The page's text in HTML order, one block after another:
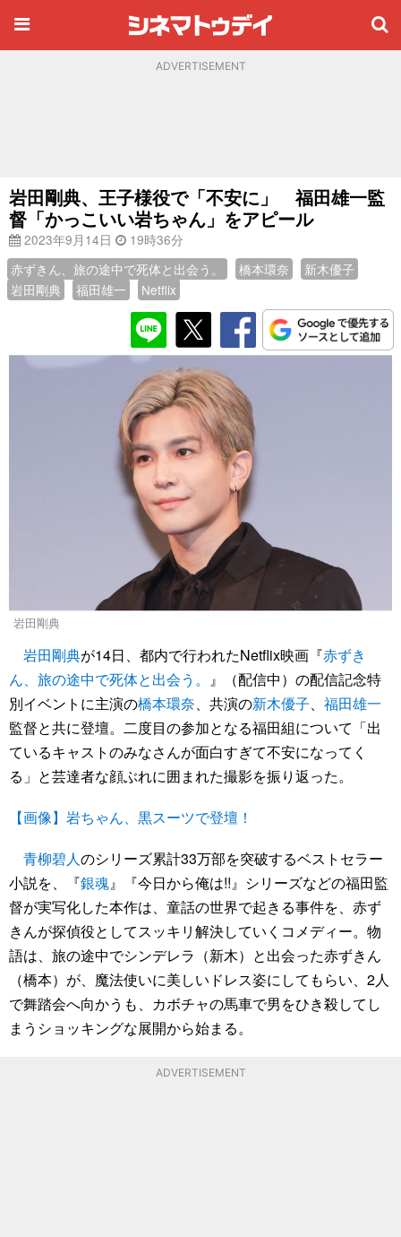
ADVERTISEMENT
岩田剛典、王子様役で「不安に」 福田雄一監
督「かっこいい岩ちゃん」をアピール
2023年9月14日
19時36分
赤ずきん、旅の途中で死体と出会う。
橋本環奈
新木優子
岩田剛典
福田雄一 Netflix
岩田剛典
岩田剛典が14日、都内で行われたNetflix映画『赤ずき
ん、旅の途中で死体と出会う。
』（配信中）の配信記念特
別イベントに主演の橋本環奈 、共演の新木優子
福田雄一
監督と共に登壇。二度目の参加となる福田組について「出
ているキャストのみなさんが面白すぎて不安になってく
る」と芸達者な顔ぶれに囲まれた撮影を振り返った。
【画像】岩ちゃん、黒スーツで登壇！
青柳碧人のシリーズ累計33万部を突破するベストセラー
小説を、『銀魂』『今日から俺は!!』シリーズなどの福田監
督が実写化した本作は、童話の世界で起きる事件を、赤ず
きんが探偵役としてスッキリ解決していくコメディー。物
語は、旅の途中でシンデレラ（新木）と出会った赤ずきん
（橋本）が、魔法使いに美しいドレス姿にしてもらい、2人
で舞踏会へ向かうも、カボチャの馬車で男をひき殺してし
まうショッキングな展開から始まる。
ADVERTISEMENT